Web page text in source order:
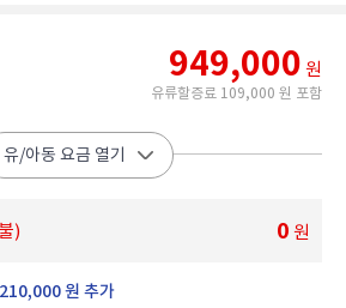
949,000 원
유류할증료 109,000 원 포함
유/아동 요금 열기
) 0 원
210,000 원 추가